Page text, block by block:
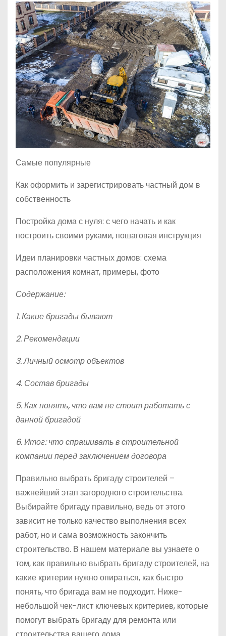
Самые популярные
Как оформить и зарегистрировать частный дом в
собственность
Постройка дома с нуля: с чего начать и как
построить своими руками, пошаговая инструкция
Идеи планировки частных домов: схема
расположения комнат, примеры, фото
Содержание:
1. Какие бригады бывают
2. Рекомендации
3. Личный осмотр объектов
4. Состав бригады
5. Как понять, что вам не стоит работать с
данной бригадой
6. Итог: что спрашивать в строительной
компании перед заключением договора
Правильно выбрать бригаду строителей –
важнейший этап загородного строительства.
Выбирайте бригаду правильно, ведь от этого
зависит не только качество выполнения всех
работ, но и сама возможность закончить
строительство. В нашем материале вы узнаете о
том, как правильно выбрать бригаду строителей, на
какие критерии нужно опираться, как быстро
понять, что бригада вам не подходит. Ниже-
небольшой чек-лист ключевых критериев, которые
помогут выбрать бригаду для ремонта или